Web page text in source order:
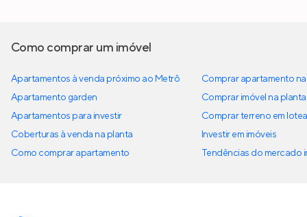
Como comprar um imóvel
Apartamentos à venda próximo ao Metrô
Apartamento garden
Apartamentos para investir
Coberturas à venda na planta
Como comprar apartamento
Comprar apartamento
Comprar imóvel na planta
Comprar terreno em
Investir em imóveis
Tendências do mercado